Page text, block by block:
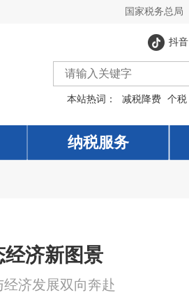
国家税务总局
抖音
本站热词： 减税降费 个税
纳税服务
纳税服务
经济新图景
济发展双向奔赴